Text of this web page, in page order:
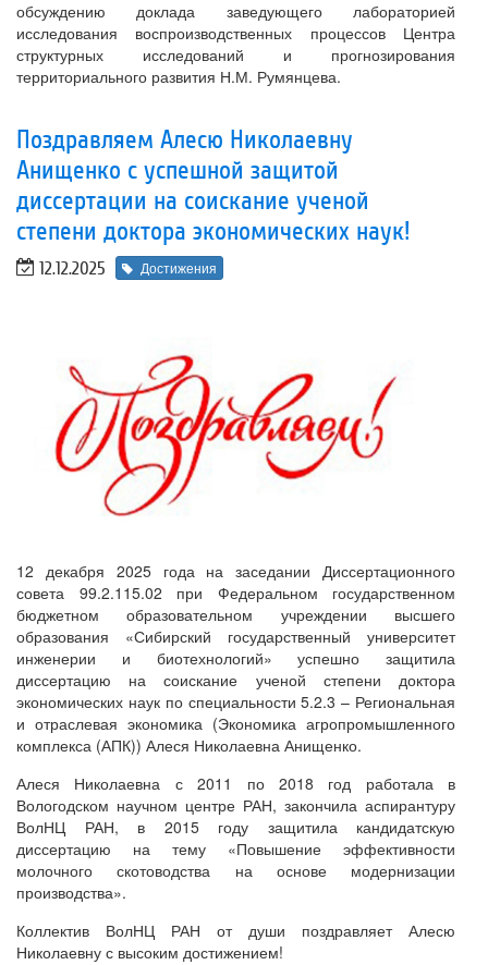
обсуждению доклада заведующего лабораторией
исследования воспроизводственных процессов Центра
структурных исследований и прогнозирования
территориального развития Н.М. Румянцева.
Поздравляем Алесю Николаевну
Анищенко с успешной защитой
диссертации на соискание ученой
степени доктора экономических наук!
12.12.2025 Достижения
12 декабря 2025 года на заседании Диссертационного
совета 99.2.115.02 при Федеральном государственном
бюджетном образовательном учреждении высшего
образования «Сибирский государственный университет
инженерии и биотехнологий» успешно защитила
диссертацию на соискание ученой степени доктора
экономических наук по специальности 5.2.3 – Региональная
и отраслевая экономика (Экономика агропромышленного
комплекса (АПК)) Алеся Николаевна Анищенко.
Алеся Николаевна с 2011 по 2018 год работала в
Вологодском научном центре РАН, закончила аспирантуру
ВолНЦ РАН, в 2015 году защитила кандидатскую
диссертацию на тему «Повышение эффективности
молочного скотоводства на основе модернизации
производства».
Коллектив ВолНЦ РАН от души поздравляет Алесю
Николаевну с высоким достижением!